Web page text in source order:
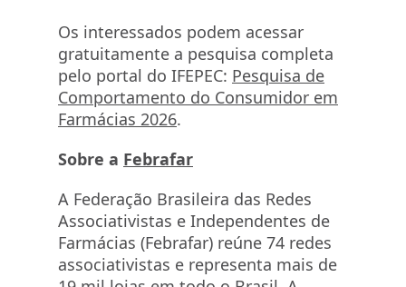
Os interessados podem acessar
gratuitamente a pesquisa completa
pelo portal do IFEPEC: Pesquisa de
Comportamento do Consumidor em
Farmácias 2026.
Sobre a Febrafar
A Federação Brasileira das Redes
Associativistas e Independentes de
Farmácias (Febrafar) reúne 74 redes
associativistas e representa mais de